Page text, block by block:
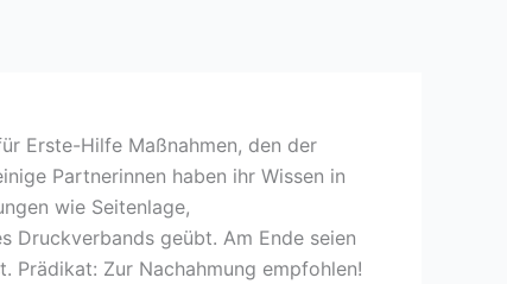
Erste-Hilfe Maßnahmen, den der
Partnerinnen haben ihr Wissen in
wie Seitenlage,
Druckverbands geübt. Am Ende seien
Prädikat: Zur Nachahmung empfohlen!